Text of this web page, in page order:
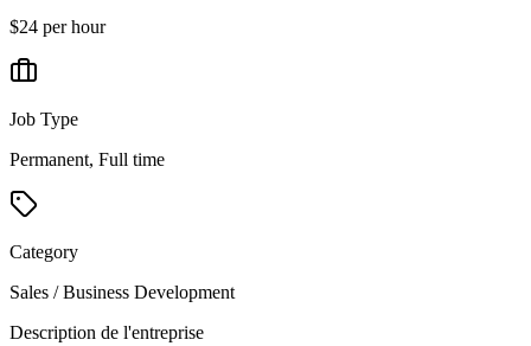
$24 per hour
Job Type
Permanent, Full time
Category
Sales / Business Development
Description de l'entreprise